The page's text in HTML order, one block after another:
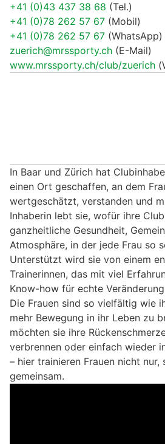
+41 (0)43 437 38 68 (Tel.)
+41 (0)78 262 57 67 (Mobil)
+41 (0)78 262 57 67 (WhatsApp)
zuerich@mrssporty.ch (E-Mail)
www.mrssporty.ch/club/zuerich
In Baar und Zürich hat
einen Ort geschaffen, an dem
wertgeschätzt, verstanden und
Inhaberin lebt sie, wofür ihre
ganzheitliche Gesundheit,
Atmosphäre, in der jede Frau so
Unterstützt wird sie von einem
Trainerinnen, das mit viel
Know-how für echte
Die Frauen sind so vielfältig wie
mehr Bewegung in ihr Leben zu
möchten sie ihre
verbrennen oder einfach wieder
– hier trainieren Frauen nicht nur,
gemeinsam.